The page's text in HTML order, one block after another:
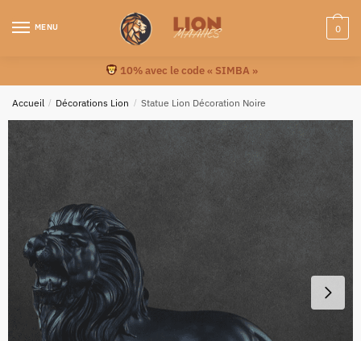
MENU 0
10% avec le code « SIMBA »
Accueil / Décorations Lion / Statue Lion Décoration Noire